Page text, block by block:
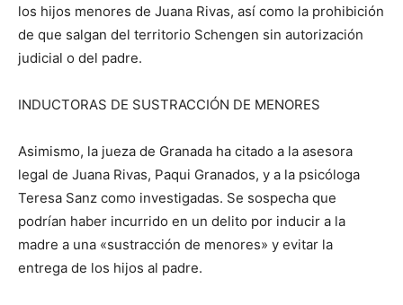
los hijos menores de Juana Rivas, así como la prohibición
de que salgan del territorio Schengen sin autorización
judicial o del padre.
INDUCTORAS DE SUSTRACCIÓN DE MENORES
Asimismo, la jueza de Granada ha citado a la asesora
legal de Juana Rivas, Paqui Granados, y a la psicóloga
Teresa Sanz como investigadas. Se sospecha que
podrían haber incurrido en un delito por inducir a la
madre a una «sustracción de menores» y evitar la
entrega de los hijos al padre.